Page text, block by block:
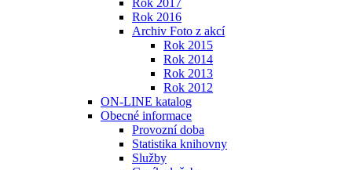
Rok 2017
Rok 2016
Archiv Foto z akcí
Rok 2015
Rok 2014
Rok 2013
Rok 2012
ON-LINE katalog
Obecné informace
Provozní doba
Statistika knihovny
Služby